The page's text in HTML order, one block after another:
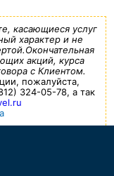
касающиеся услуг
характер и не
акций, курса
с Клиентом.
пожалуйста,
324-05-78, а так